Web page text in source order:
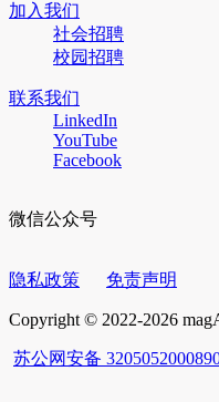
加入我们
社会招聘
校园招聘
联系我们
LinkedIn
YouTube
Facebook
微信公众号
隐私政策 免责声明
Copyright © 2022-2026
苏公网安备